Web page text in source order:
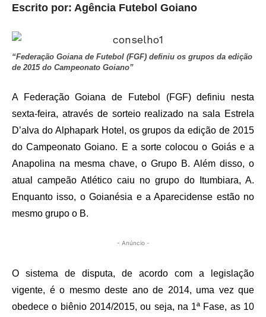
Escrito por: Agência Futebol Goiano
“Federação Goiana de Futebol (FGF) definiu os grupos da edição
de 2015 do Campeonato Goiano”
A Federação Goiana de Futebol (FGF) definiu nesta
sexta-feira, através de sorteio realizado na sala Estrela
D’alva do Alphapark Hotel, os grupos da edição de 2015
do Campeonato Goiano. E a sorte colocou o Goiás e a
Anapolina na mesma chave, o Grupo B. Além disso, o
atual campeão Atlético caiu no grupo do Itumbiara, A.
Enquanto isso, o Goianésia e a Aparecidense estão no
mesmo grupo o B.
- Anúncio -
O sistema de disputa, de acordo com a legislação
vigente, é o mesmo deste ano de 2014, uma vez que
obedece o biênio 2014/2015, ou seja, na 1ª Fase, as 10